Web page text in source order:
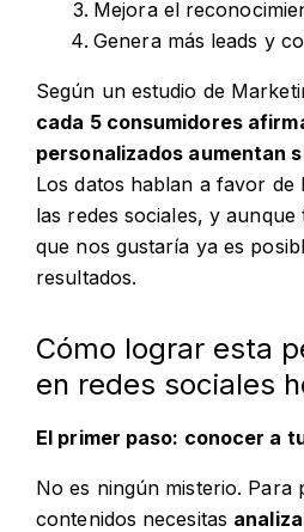
Mejora el
Genera más leads y
Según un estudio de
cada 5 consumidores
personalizados aumentan
Los datos hablan a favor de
las redes sociales, y
que nos gustaría ya es
resultados.
Cómo lograr esta
en redes sociales
El primer paso: conocer a
No es ningún misterio. Para
contenidos necesitas